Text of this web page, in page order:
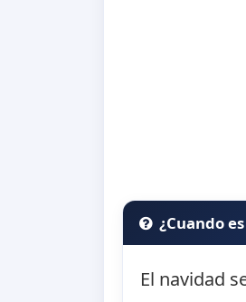
¿Cuando
El navidad